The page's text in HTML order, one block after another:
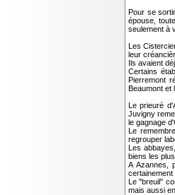
Pour se
épouse,
seulement à
Les
leur
Ils avaient
Certains
Pierremont
Beaumont et
Le prieuré
Juvigny
le gagnage
Le
regrouper
Les
biens les
A Azannes,
certainement
Le "breuil"
mais aussi